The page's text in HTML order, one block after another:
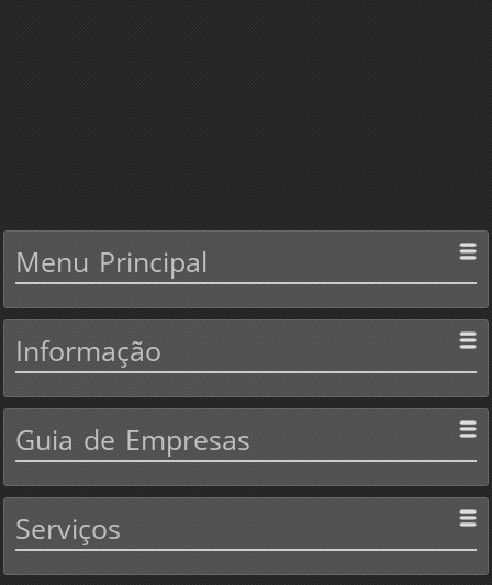
Menu Principal
Informação
Guia de Empresas
Serviços